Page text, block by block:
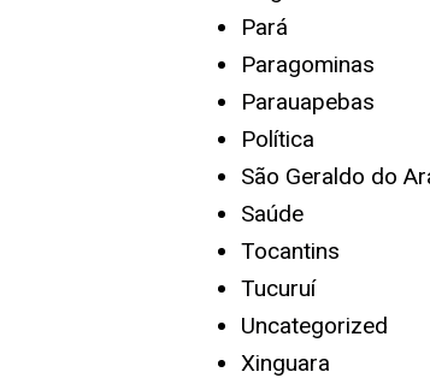
Pará
Paragominas
Parauapebas
Política
São Geraldo do
Saúde
Tocantins
Tucuruí
Uncategorized
Xinguara